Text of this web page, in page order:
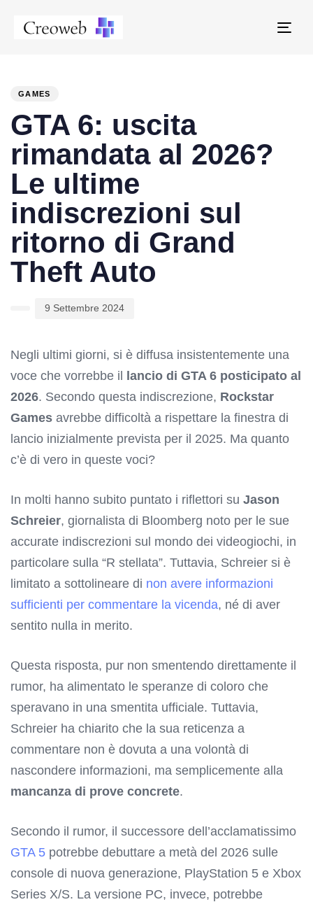
GAMES
GTA 6: uscita
rimandata al 2026?
Le ultime
indiscrezioni sul
ritorno di Grand
Theft Auto
9 Settembre 2024
Negli ultimi giorni, si è diffusa insistentemente una
voce che vorrebbe il lancio di GTA 6 posticipato al
2026. Secondo questa indiscrezione, Rockstar
Games avrebbe difficoltà a rispettare la finestra di
lancio inizialmente prevista per il 2025. Ma quanto
c’è di vero in queste voci?
In molti hanno subito puntato i riflettori su Jason
Schreier, giornalista di Bloomberg noto per le sue
accurate indiscrezioni sul mondo dei videogiochi, in
particolare sulla “R stellata”. Tuttavia, Schreier si è
limitato a sottolineare di non avere informazioni
sufficienti per commentare la vicenda, né di aver
sentito nulla in merito.
Questa risposta, pur non smentendo direttamente il
rumor, ha alimentato le speranze di coloro che
speravano in una smentita ufficiale. Tuttavia,
Schreier ha chiarito che la sua reticenza a
commentare non è dovuta a una volontà di
nascondere informazioni, ma semplicemente alla
mancanza di prove concrete.
Secondo il rumor, il successore dell’acclamatissimo
GTA 5 potrebbe debuttare a metà del 2026 sulle
console di nuova generazione, PlayStation 5 e Xbox
Series X/S. La versione PC, invece, potrebbe